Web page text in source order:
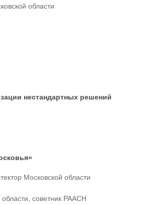
области
нестандартных решений
Московской области
советник РААСН